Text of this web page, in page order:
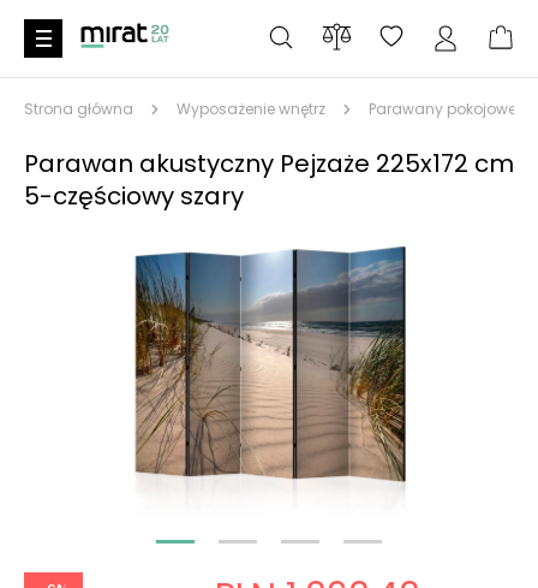
Strona główna Wyposażenie wnętrz Parawany pokojowe
Parawan akustyczny Pejzaże 225x172 cm
5-częściowy szary